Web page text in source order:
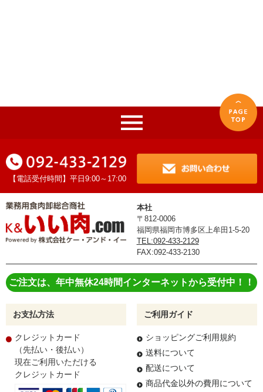
【電話受付時間】平日9:00～17:00
本社
〒812-0006
福岡県福岡市博多区上牟田1-5-20
TEL:092-433-2129
FAX:092-433-2130
ご注文は、年中無休24時間インターネットから受付中！！
お支払方法
クレジットカード
（先払い・後払い）
現在ご利用いただける
クレジットカード
ご利用ガイド
ショッピングご利用規約
送料について
配送について
商品代金以外の費用について